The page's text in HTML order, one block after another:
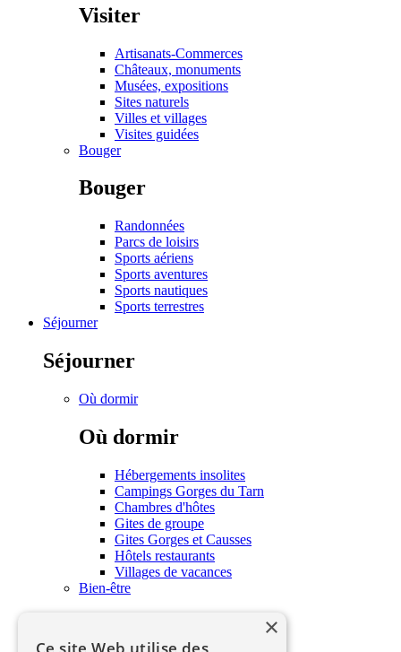
Visiter
Artisanats-Commerces
Châteaux, monuments
Musées, expositions
Sites naturels
Villes et villages
Visites guidées
Bouger
Bouger
Randonnées
Parcs de loisirs
Sports aériens
Sports aventures
Sports nautiques
Sports terrestres
Séjourner
Séjourner
Où dormir
Où dormir
Hébergements insolites
Campings Gorges du Tarn
Chambres d'hôtes
Gites de groupe
Gites Gorges et Causses
Hôtels restaurants
Villages de vacances
Bien-être
×